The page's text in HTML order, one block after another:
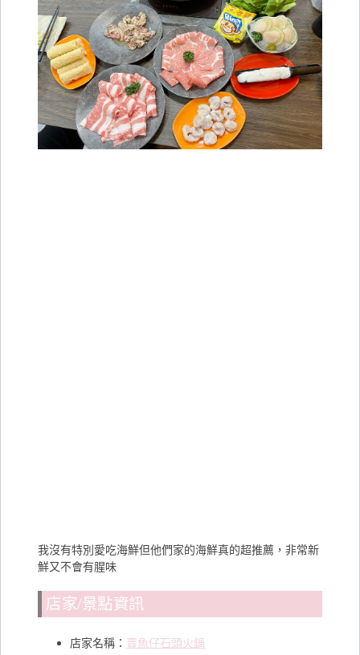
我沒有特別愛吃海鮮但他們家的海鮮真的超推薦，非常新
鮮又不會有腥味
店家/景點資訊
店家名稱： 賣魚仔石頭火鍋